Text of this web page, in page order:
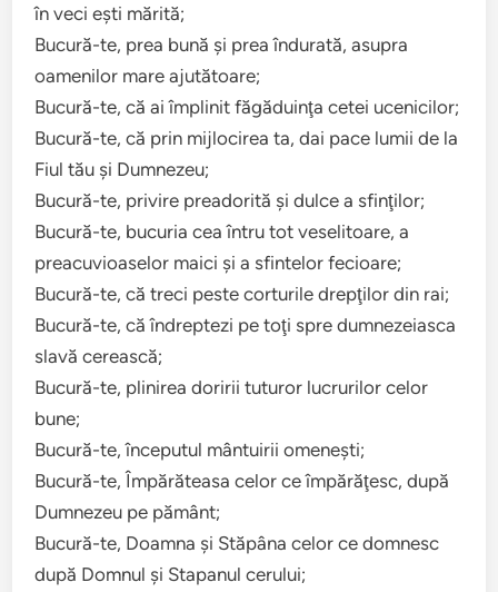
în veci eşti mărită;
Bucură-te, prea bună şi prea îndurată, asupra
oamenilor mare ajutătoare;
Bucură-te, că ai împlinit făgăduinţa cetei ucenicilor;
Bucură-te, că prin mijlocirea ta, dai pace lumii de la
Fiul tău şi Dumnezeu;
Bucură-te, privire preadorită şi dulce a sfinţilor;
Bucură-te, bucuria cea întru tot veselitoare, a
preacuvioaselor maici şi a sfintelor fecioare;
Bucură-te, că treci peste corturile drepţilor din rai;
Bucură-te, că îndreptezi pe toţi spre dumnezeiasca
slavă cerească;
Bucură-te, plinirea doririi tuturor lucrurilor celor
bune;
Bucură-te, începutul mântuirii omeneşti;
Bucură-te, Împărăteasa celor ce împărăţesc, după
Dumnezeu pe pământ;
Bucură-te, Doamna şi Stăpâna celor ce domnesc
după Domnul şi Stapanul cerului;